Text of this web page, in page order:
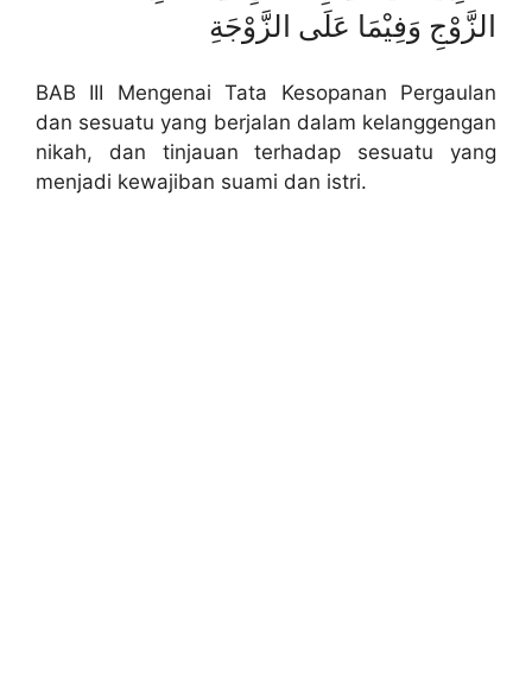
الزَّوْجِ وَفِيْمَا عَلَى الزَّوْجَةِ
BAB III Mengenai Tata Kesopanan Pergaulan
dan sesuatu yang berjalan dalam kelanggengan
nikah, dan tinjauan terhadap sesuatu yang
menjadi kewajiban suami dan istri.